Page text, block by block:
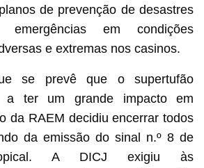
de prevenção de desastres
em condições
e extremas nos casinos.
se prevê que o supertufão
a ter um grande impacto em
da RAEM decidiu encerrar todos
da emissão do sinal n.º 8 de
A DICJ exigiu às